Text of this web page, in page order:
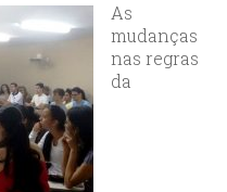
As
mudanças
nas regras
da